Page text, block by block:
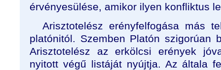
érvényesülése, amikor ilyen konfliktus
Arisztotelész erényfelfogása más
platónitól. Szemben Platón szigorúan
Arisztotelész az erkölcsi erények
nyitott végű listáját nyújtja. Az általa